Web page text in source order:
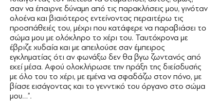
σαν να έπαιρνε δύναμη από τις παρακλήσεις μου, γινόταν
ολοένα και βιαιότερος εντείνοντας περαιτέρω τις
προσπάθειές του, μέχρι που κατάφερε να παραβιάσει το
σώμα μου με ολόκληρο το χέρι του. Ταυτόχρονα με
έβριζε χυδαία και με απειλούσε σαν έμπειρος
εγκληματίας ότι αν φωνάξω δεν θα βγω ζωντανός από
εκεί μέσα. Αφού ολοκλήρωσε την πράξη της διείσδυσής
με όλο του το χέρι, με εμένα να σφαδάζω στον πόνο, με
βίασε εισάγοντας και το γενντικό του όργανο στο σώμα
μου…”.